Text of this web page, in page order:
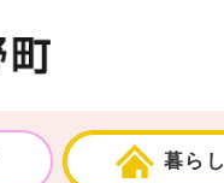
暮ら